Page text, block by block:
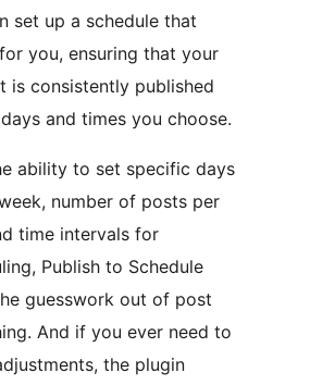
set up a schedule that
you, ensuring that your
is consistently published
and times you choose.
ability to set specific days
number of posts per
time intervals for
Publish to Schedule
guesswork out of post
And if you ever need to
the plugin